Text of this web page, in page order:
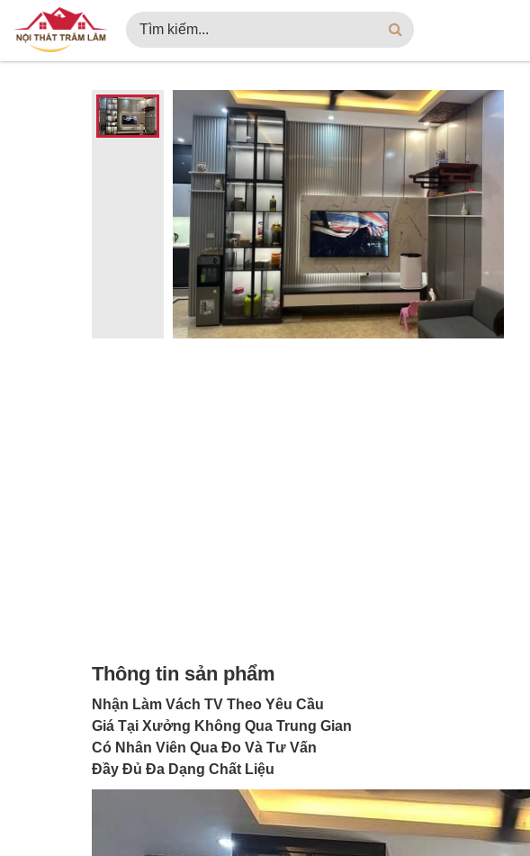
Thông tin sản phẩm
Nhận Làm Vách TV Theo Yêu Cầu
Giá Tại Xưởng Không Qua Trung Gian
Có Nhân Viên Qua Đo Và Tư Vấn
Đầy Đủ Đa Dạng Chất Liệu